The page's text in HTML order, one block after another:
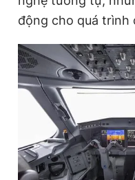
Tổng biên tập: Nguyễn
Phó tổng biên tập thường
Phó tổng biên tập: Lâm
Phó tổng biên tập: Trần
Tổng thư ký tòa soạn: Đức
Giấy phép xuất bản số
© 2003-2026 Bản quyền
chép dưới mọi hình thức
bản. Phát triển bởi ePi
động cho quá trình